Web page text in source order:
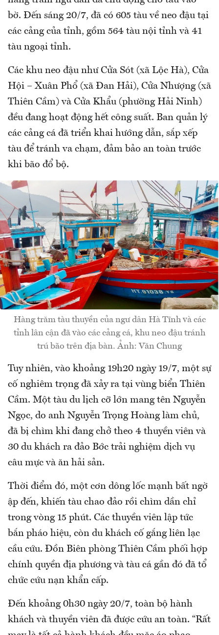
bờ. Đến sáng 20/7, đã có 605 tàu về neo đậu tại
các cảng của tỉnh, gồm 564 tàu nội tỉnh và 41
tàu ngoại tỉnh.
Các khu neo đậu như Cửa Sót (xã Lộc Hà), Cửa
Hội – Xuân Phổ (xã Đan Hải), Cửa Nhượng (xã
Thiên Cầm) và Cửa Khẩu (phường Hải Ninh)
đều đang hoạt động hết công suất. Ban quản lý
các cảng cá đã triển khai hướng dẫn, sắp xếp
tàu để tránh va chạm, đảm bảo an toàn trước
khi bão đổ bộ.
Hàng trăm tàu thuyền của ngư dân Hà Tĩnh và các
tỉnh lân cận đã vào các cảng cá, khu neo đậu tránh
trú bão trên địa bàn. Ảnh: Văn Chung
Tuy nhiên, vào khoảng 19h20 ngày 19/7, một sự
cố nghiêm trọng đã xảy ra tại vùng biển Thiên
Cầm. Một tàu du lịch cỡ lớn mang tên Nguyễn
Ngọc, do anh Nguyễn Trọng Hoàng làm chủ,
đã bị chìm khi đang chở theo 4 thuyền viên và
30 du khách ra đảo Bớc trải nghiệm dịch vụ
câu mực và ăn hải sản.
Thời điểm đó, một cơn dông lốc mạnh bất ngờ
ập đến, khiến tàu chao đảo rồi chìm dần chỉ
trong vòng 15 phút. Các thuyền viên lập tức
bắn pháo hiệu, còn du khách cố gắng liên lạc
cầu cứu. Đồn Biên phòng Thiên Cầm phối hợp
chính quyền địa phương và tàu cá gần đó đã tổ
chức cứu nạn khẩn cấp.
Đến khoảng 0h30 ngày 20/7, toàn bộ hành
khách và thuyền viên đã được cứu an toàn. “Rất